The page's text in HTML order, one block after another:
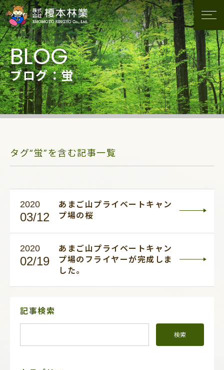
ブログ：蛍
タグ“蛍”を含む記事一覧
2020
03/12
あまご山プライベートキャン
プ場の桜
2020
02/19
あまご山プライベートキャン
プ場のフライヤーが完成しま
した。
サ
ニ
記事検索